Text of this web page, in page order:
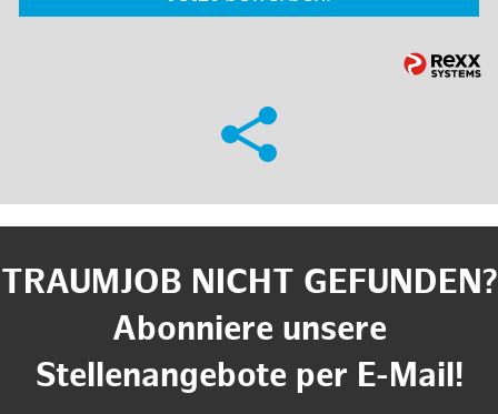
TRAUMJOB NICHT GEFUNDEN?
Abonniere unsere
Stellenangebote per E-Mail!